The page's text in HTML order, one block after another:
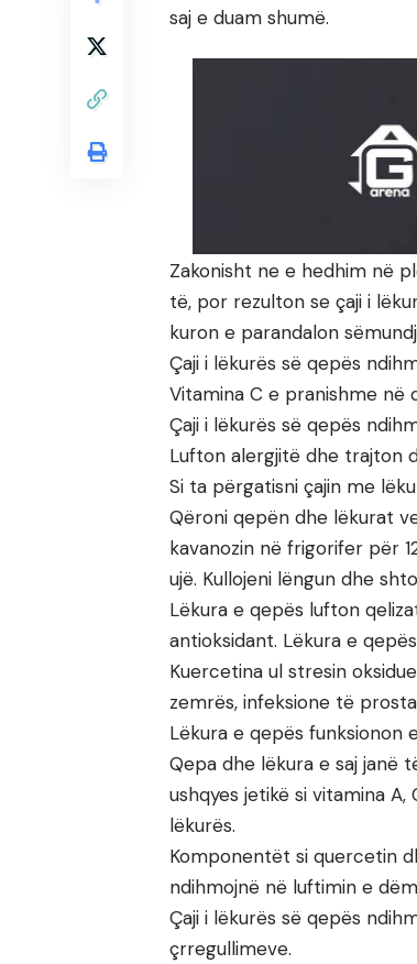
saj e duam shumë.
Zakonisht ne e hedhim në
të, por rezulton se çaji i
kuron e parandalon
Çaji i lëkurës së qepës
Vitamina C e pranishme në
Çaji i lëkurës së qepës
Lufton alergjitë dhe trajton
Si ta përgatisni çajin me
Qëroni qepën dhe lëkurat
kavanozin në frigorifer për
ujë. Kullojeni lëngun dhe
Lëkura e qepës lufton
antioksidant. Lëkura e
Kuercetina ul stresin
zemrës, infeksione të
Lëkura e qepës funksionon
Qepa dhe lëkura e saj janë
ushqyes jetikë si vitamina
lëkurës.
Komponentët si quercetin
ndihmojnë në luftimin e
Çaji i lëkurës së qepës
çrregullimeve.